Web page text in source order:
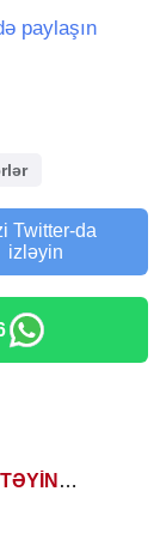
paylaşın
Twitter-da
izləyin
TƏYİN